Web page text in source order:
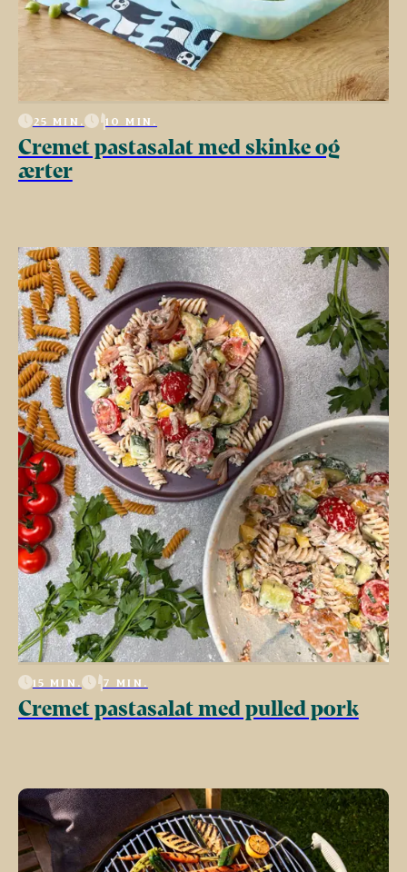
25 MIN. 10 MIN.
Cremet pastasalat med skinke og
ærter
15 MIN. 7 MIN.
Cremet pastasalat med pulled pork